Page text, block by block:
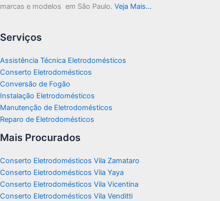
marcas e modelos em São Paulo. Veja Mais…
Serviços
Assistência Técnica Eletrodomésticos
Conserto Eletrodomésticos
Conversão de Fogão
Instalação Eletrodomésticos
Manutenção de Eletrodomésticos
Reparo de Eletrodomésticos
Mais Procurados
Conserto Eletrodomésticos Vila Zamataro
Conserto Eletrodomésticos Vila Yaya
Conserto Eletrodomésticos Vila Vicentina
Conserto Eletrodomésticos Vila Venditti